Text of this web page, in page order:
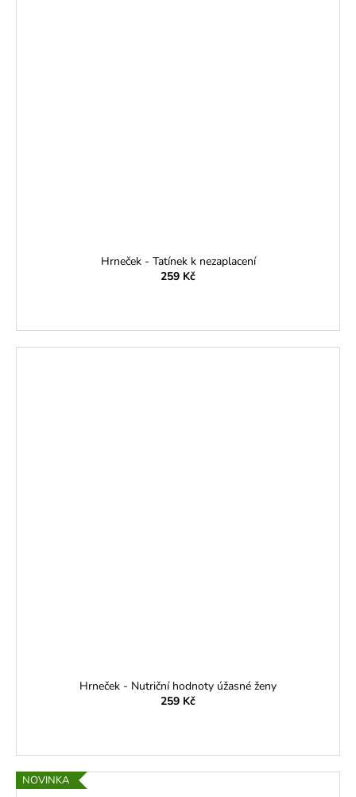
Hrneček - Tatínek k nezaplacení
259 Kč
Hrneček - Nutriční hodnoty úžasné ženy
259 Kč
NOVINKA